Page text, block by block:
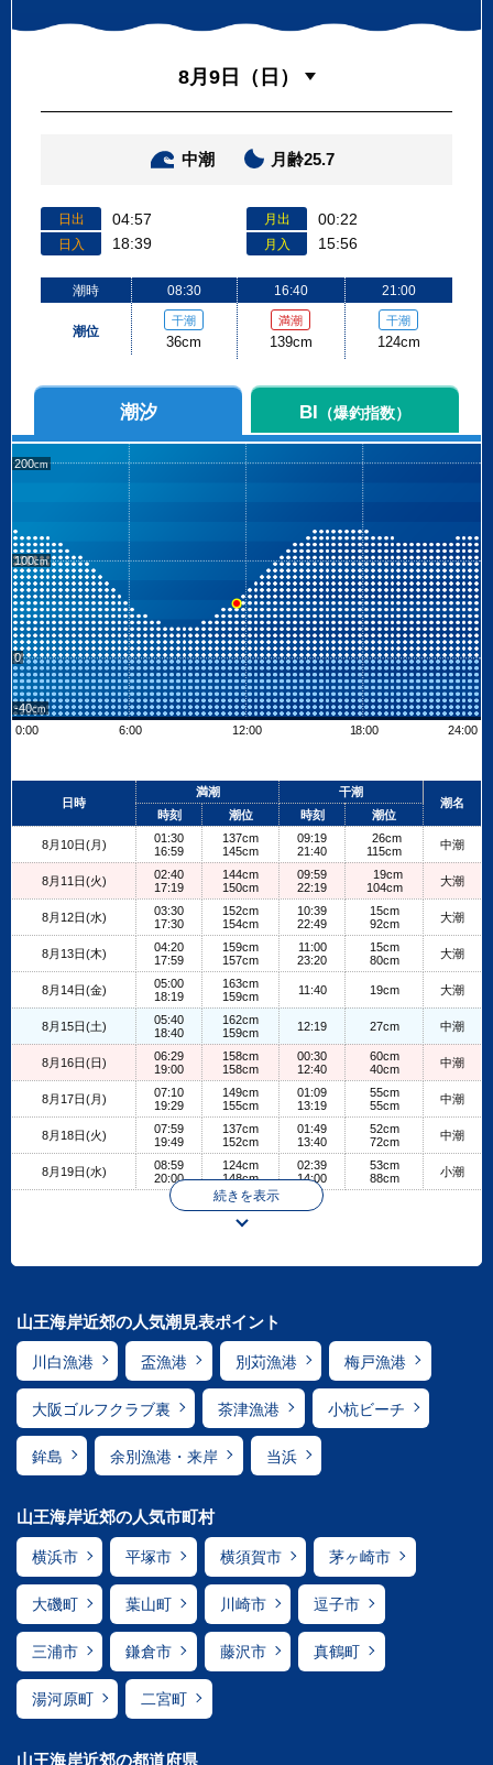
中潮 月齢25.7
日出 04:57
日入 18:39
月出 00:22
月入 15:56
潮時
潮位
08:30
干潮
36cm
16:40
満潮
139cm
21:00
干潮
124cm
潮汐 BI （爆釣指数）
200
100
0
-40
0:00
6:00 12:00 18:00 24:00
+
日時
満潮
干潮
潮名
時刻
潮位 時刻 潮位
8月10日(月)
01:30
16:59
137cm
145cm
09:19
21:40
26cm
115cm
中潮
8月11日(火)
02:40
17:19
144cm
150cm
09:59
22:19
19cm
104cm
大潮
8月12日(水)
03:30
17:30
152cm
154cm
10:39
22:49
15cm
92cm
大潮
8月13日(木)
04:20
17:59
159cm
157cm
11:00
23:20
15cm
80cm
大潮
8月14日(金)
05:00
18:19
163cm
159cm
11:40 19cm 大潮
8月15日(土)
05:40
18:40
162cm
159cm
12:19 27cm 中潮
8月16日(日)
06:29
19:00
158cm
158cm
00:30
12:40
60cm
40cm
中潮
8月17日(月)
07:10
19:29
149cm
155cm
01:09
13:19
55cm
55cm
中潮
8月18日(火)
07:59
19:49
137cm
152cm
01:49
13:40
52cm
72cm
中潮
8月19日(水)
08:59
20:00
124cm
148cm
02:39
14:00
53cm
88cm
小潮
続きを表示
山王海岸近郊の人気潮見表ポイント
川白漁港 盃漁港 別苅漁港 梅戸漁港
大阪ゴルフクラブ裏 茶津漁港 小杭ビーチ
鉾島 余別漁港・来岸 当浜
山王海岸近郊の人気市町村
横浜市 平塚市 横須賀市 茅ヶ崎市
大磯町 葉山町 川崎市 逗子市
三浦市 鎌倉市 藤沢市 真鶴町
湯河原町 二宮町
山王海岸近郊の都道府県